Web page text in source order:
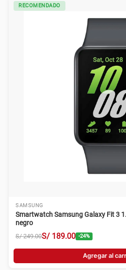
RECOMENDADO
SAMSUNG
Smartwatch Samsung Galaxy Fit 3
negro
S/ 249.00S/ 189.00 -24%
Agregar al